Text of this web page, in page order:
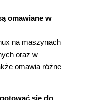
danych
omawiane w
na maszynach
oraz w
omawia różne
się do